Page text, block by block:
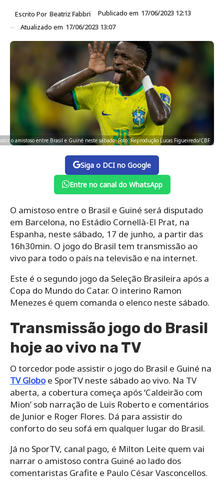
Escrito Por Beatriz Fabbri Publicado em 17/06/2023 12:13
Atualizado em 17/06/2023 13:07
o amistoso entre Brasil e Guiné neste sábado. Foto: Reprodução Lucas Figueiredo/CBF
Siga o DCI no Google
Entre no canal do WhatsApp
O amistoso entre o Brasil e Guiné será disputado
em Barcelona, no Estádio Cornellà-El Prat, na
Espanha, neste sábado, 17 de junho, a partir das
16h30min. O jogo do Brasil tem transmissão ao
vivo para todo o país na televisão e na internet.
Este é o segundo jogo da Seleção Brasileira após a
Copa do Mundo do Catar. O interino Ramon
Menezes é quem comanda o elenco neste sábado.
Transmissão jogo do Brasil
hoje ao vivo na TV
O torcedor pode assistir o jogo do Brasil e Guiné na
TV Globoe SporTV neste sábado ao vivo. Na TV
aberta, a cobertura começa após ‘Caldeirão com
Mion’ sob narração de Luis Roberto e comentários
de Junior e Roger Flores. Dá para assistir do
conforto do seu sofá em qualquer lugar do Brasil.
Já no SporTV, canal pago, é Milton Leite quem vai
narrar o amistoso contra Guiné ao lado dos
comentaristas Grafite e Paulo César Vasconcellos.